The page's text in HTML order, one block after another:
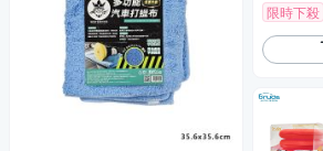
限時下殺